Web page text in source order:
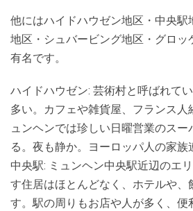
他にはハイドハウゼン地区・中央駅
地区・シュバービング地区・グロッ
有名です。
ハイドハウゼン: 芸術村と呼ばれて
多い。カフェや雑貨屋、フランス人
ュンヘンでは珍しい日曜営業のスー
る。夜も静か。ヨーロッパ人の家族
中央駅: ミュンヘン中央駅近辺のエ
す住居はほとんどなく、ホテルや、
す。駅の周りもお店や人が多く、便